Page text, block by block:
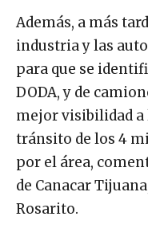
Además, a más
industria y las
para que se
DODA, y de
mejor visibilidad a
tránsito de los 4
por el área,
de Canacar
Rosarito.